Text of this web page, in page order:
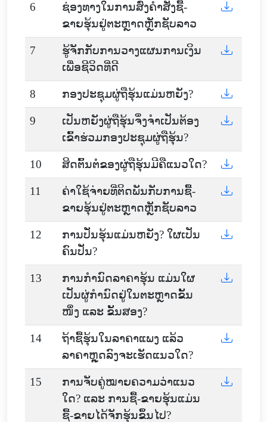
6
ຊ່ອງທາງໃນການສົ່ງຄໍາສັ່ງຊື້-
ຂາຍຮຸ້ນຢູ່ຕະຫຼາດຫຼັກຊັບລາວ
7
ຮູ້ຈັກກັບການວາງແຜນການເງິນ
ເພື່ອຊີວິດທີ່ດີ
8 ກອງປະຊຸມຜູ່ຖືຮຸ້ນແມ່ນຫຍັງ?
9
ເປັນຫຍັງຜູ່ຖືຮຸ້ນຈຶ່ງຈຳເປັນຕ້ອງ
ເຂົ້າຮ່ວມກອງປະຊຸມຜູ່ຖືຮຸ້ນ?
10 ສິດຕົ້ນຕໍຂອງຜູ່ຖືຮຸ້ນມີຄືແນວໃດ?
11
ຄ່າໃຊ້ຈ່າຍທີ່ຕິດພັນກັບການຊື້-
ຂາຍຮຸ້ນຢູ່ຕະຫຼາດຫຼັກຊັບລາວ
12
ການປັ່ນຮຸ້ນແມ່ນຫຍັງ? ໃຜເປັນ
ຄົນປັ່ນ?
13
ການກໍານົດລາຄາຮຸ້ນ ແມ່ນໃຜ
ເປັນຜູ່ກໍານົດຢູ່ໃນຕະຫຼາດຂັ້ນ
ໜຶ່ງ ແລະ ຂັ້ນສອງ?
14
ຖ້າຊື້ຮຸ້ນໃນລາຄາແພງ ແລ້ວ
ລາຄາຫຼຸດລົງຈະເຮັດແນວໃດ?
15
ການຈັບຄູ່ໝາຍຄວາມວ່າແນວ
ໃດ? ແລະ ການຊື້-ຂາຍຮຸ້ນແມ່ນ
ຊື້-ຂາຍໄດ້ຈັກຮຸ້ນຂຶ້ນໄປ?